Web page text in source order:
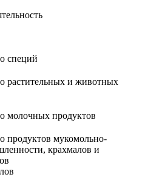
специй
растительных и животных
молочных продуктов
продуктов мукомольно-
крахмалов и